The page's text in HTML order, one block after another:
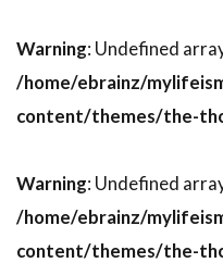
デヴィッド・シャラ
デヴィッド・ジュリ
デヴィッド・ハイド
Warning: Undefined
/home/ebrainz/
content/themes/the-
Warning: Undefined
/home/ebrainz/
content/themes/the-